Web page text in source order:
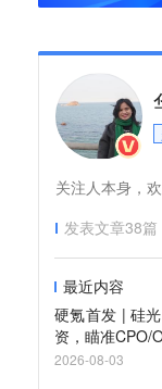
关注人本身，
发表文章38篇
最近内容
硬氪首发 | 硅
资，瞄准CPO/
2026-08-03